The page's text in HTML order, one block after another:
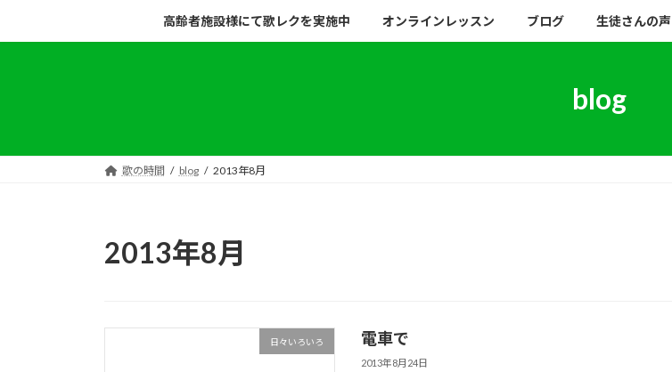
キ
に
高齢者施設様にて歌レクを実施中 オンラインレッスン ブログ 生徒さんの声
blog
歌の時間 blog 2013年8月
2013年8月
日々いろいろ 電車で
2013年8月24日